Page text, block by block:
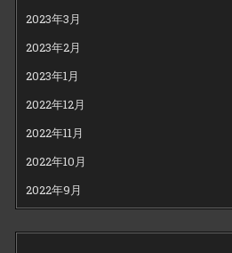
2023年3月
2023年2月
2023年1月
2022年12月
2022年11月
2022年10月
2022年9月